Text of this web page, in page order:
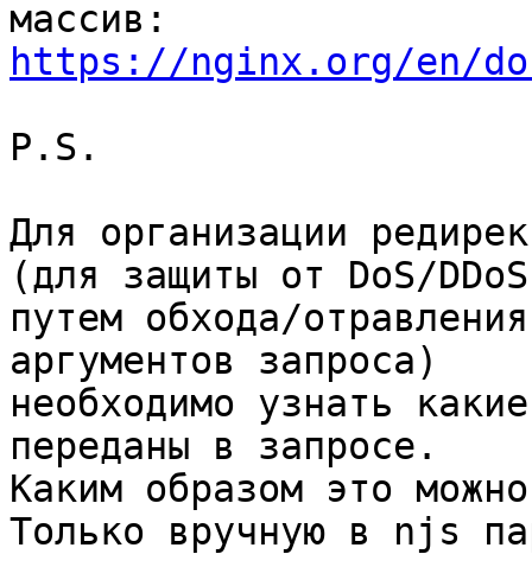
https://nginx.org/en/
P.S.
Для организации
(для защиты от DoS/DDoS
путем обхода/
аргументов запроса)
необходимо узнать
переданы в запросе.
Каким образом это
Только вручную в njs